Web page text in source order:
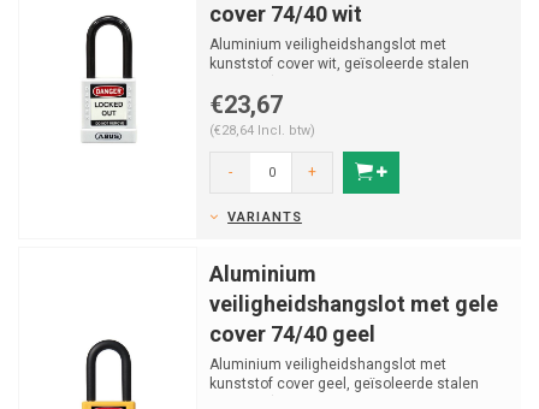
cover 74/40 wit
Aluminium veiligheidshangslot met
kunststof cover wit, geïsoleerde stalen
€23,67
(€28,64 Incl. btw)
- +
VARIANTS
Aluminium
veiligheidshangslot met gele
cover 74/40 geel
Aluminium veiligheidshangslot met
kunststof cover geel, geïsoleerde stalen